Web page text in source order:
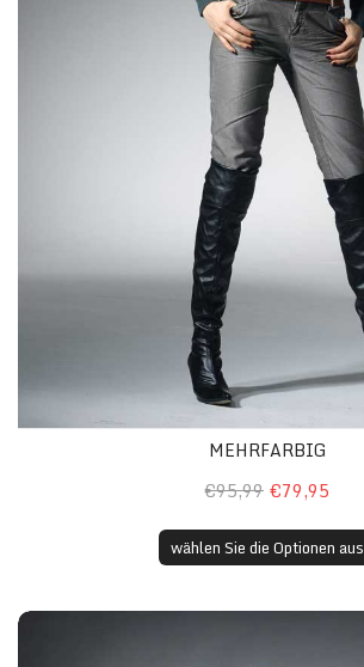
MEHRFARBIG
€95,99 €79,95
wählen Sie die Optionen aus